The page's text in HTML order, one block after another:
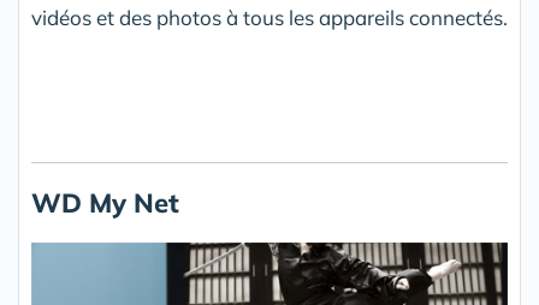
vidéos et des photos à tous les appareils connectés.
WD My Net